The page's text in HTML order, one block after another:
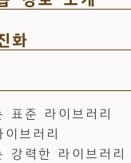
화
표준 라이브러리
브러리
강력한 라이브러리